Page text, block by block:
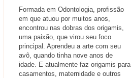
Formada em Odontologia, profissão
em que atuou por muitos anos,
encontrou nas dobras dos origamis,
uma paixão, que virou seu foco
principal. Aprendeu a arte com seu
avô, quando tinha nove anos de
idade. E atualmente faz origamis para
casamentos, maternidade e outros